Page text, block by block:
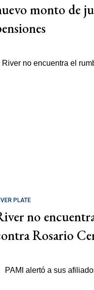
monto de
PLATE
no
Rosario